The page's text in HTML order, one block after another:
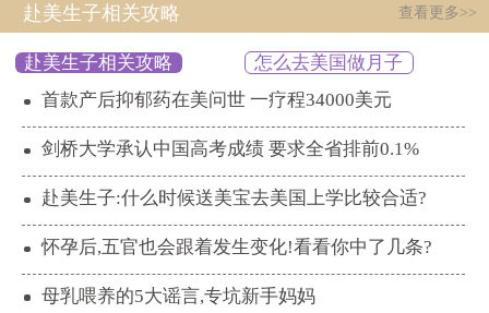
赴美生子相关攻略 查看更多>>
赴美生子相关攻略
怎么去美国做月子
首款产后抑郁药在美问世 一疗程34000美元
剑桥大学承认中国高考成绩 要求全省排前0.1%
赴美生子:什么时候送美宝去美国上学比较合适?
怀孕后,五官也会跟着发生变化!看看你中了几条?
母乳喂养的5大谣言,专坑新手妈妈